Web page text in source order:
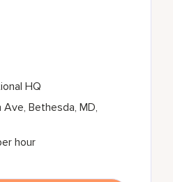
Bethesda, MD,
HQ
hour